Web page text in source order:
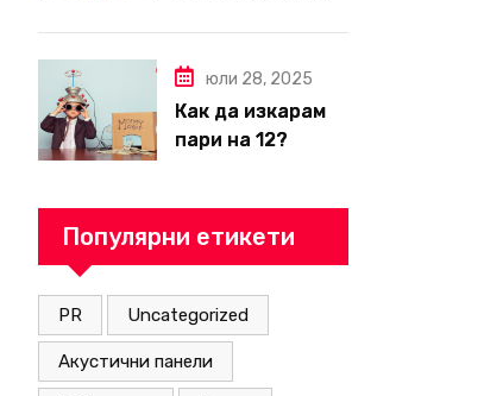
пълен наръчник
за планиране и
юли 28, 2025
Как да изкарам
пари на 12?
Популярни етикети
PR Uncategorized
Акустични панели